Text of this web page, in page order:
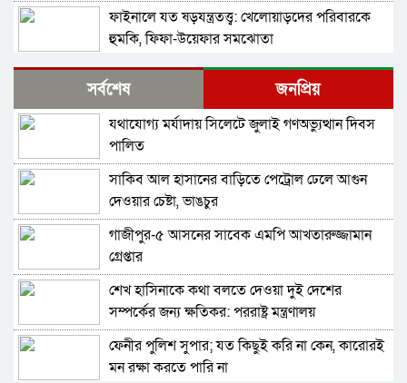
ফাইনালে যত ষড়যন্ত্রতত্ত্ব: খেলোয়াড়দের পরিবারকে
হুমকি, ফিফা-উয়েফার সমঝোতা
বিশ্বকাপের ফাইনালে হেরে ভেঙে পড়া মেসিকে স্ত্রীর
বার্তা
থিয়াগো মেসিতে স্বপ্ন আর্জেন্টিনার
মেসিকে বিশ্বকাপের সেরা ফুটবলার ঘোষণা
আইএফএফএইচএসের
বিশ্বকাপের ফাইনালে লাল কার্ড দেখা ফার্নান্দেজের
আবেগঘন বার্তা
এবার মেসিদের জন্য দি মারিয়ার বার্তা
বিবিসি বাংলার প্রতিবেদন; মেসির সাথে প্রতারণা,
কৌশলগত ভুলেই শিরোপা হারাল আর্জেন্টিনা
সর্বশেষ জনপ্রিয়
যথাযোগ্য মর্যাদায় সিলেটে জুলাই গণঅভ্যুত্থান দিবস
পালিত
সাকিব আল হাসানের বাড়িতে পেট্রোল ঢেলে আগুন
দেওয়ার চেষ্টা, ভাঙচুর
গাজীপুর-৫ আসনের সাবেক এমপি আখতারুজ্জামান
গ্রেপ্তার
শেখ হাসিনাকে কথা বলতে দেওয়া দুই দেশের
সম্পর্কের জন্য ক্ষতিকর: পররাষ্ট্র মন্ত্রণালয়
ফেনীর পুলিশ সুপার; যত কিছুই করি না কেন, কারোরই
মন রক্ষা করতে পারি না